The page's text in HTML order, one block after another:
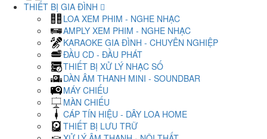
THIẾT BỊ GIA ĐÌNH
LOA XEM PHIM - NGHE NHẠC
AMPLY XEM PHIM - NGHE NHẠC
KARAOKE GIA ĐÌNH - CHUYÊN NGHIỆP
ĐẦU CD - ĐẦU PHÁT
THIẾT BỊ XỬ LÝ NHẠC SỐ
DÀN ÂM THANH MINI - SOUNDBAR
MÁY CHIẾU
MÀN CHIẾU
CÁP TÍN HIỆU - DÂY LOA HOME
THIẾT BỊ LƯU TRỮ